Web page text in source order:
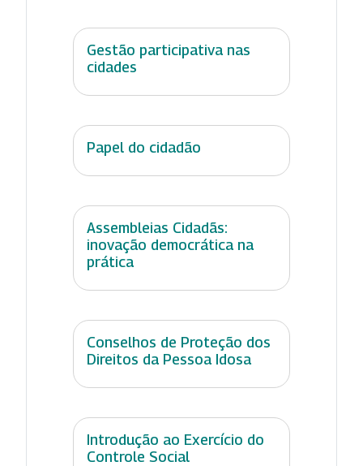
Gestão participativa nas
cidades
Papel do cidadão
Assembleias Cidadãs:
inovação democrática na
prática
Conselhos de Proteção dos
Direitos da Pessoa Idosa
Introdução ao Exercício do
Controle Social